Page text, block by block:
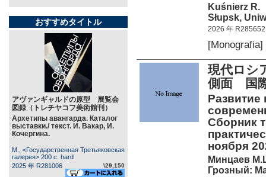
おすすめタイトル
アヴァンギャルドの原型 展覧会
図録（トレチヤコフ美術館刊）
Архетипы авангарда. Каталог
выставки./ текст. И. Вакар, И.
Кочергина.
М., <Государственная Третьяковская
галерея> 200 c. hard
2025 年 R281006
\29,150
Kuśnierz R.
Słupsk,
2026 年 R285652
現代ロシ
側面 国
Развитие
Сборник
ноября
Минцаев
Грозный: